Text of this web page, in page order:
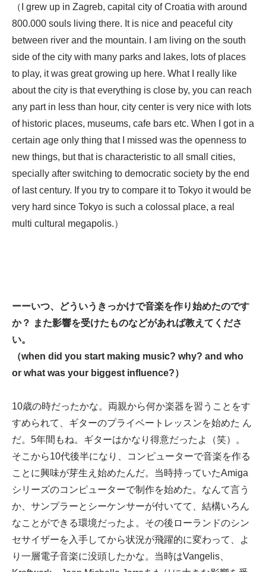
（I grew up in Zagreb, capital city of Croatia with around
800.000 souls living there. It is nice and peaceful city
between river and the mountain. I am living on the south
side of the city with many parks and lakes, lots of places
to play, it was great growing up here. What I really like
about the city is that everything is close by, you can reach
any part in less than hour, city center is very nice with lots
of historic places, museums, cafe bars etc. When I got in a
certain age only thing that I missed was the openness to
new things, but that is characteristic to all small cities,
specially after switching to democratic society by the end
of last century. If you try to compare it to Tokyo it would be
very hard since Tokyo is such a colossal place, a real
multi cultural megapolis.）
ーーいつ、どういうきっかけで音楽を作り始めたのです
か？ また影響を受けたものなどがあれば教えてくださ
い。
（when did you start making music? why? and who
or what was your biggest influence?）
10歳の時だったかな。両親から何か楽器を習うことをす
すめられて、ギターのプライベートレッスンを始めた ん
だ。5年間もね。ギターはかなり得意だったよ（笑）。
そこから10代後半になり、コンピューターで音楽を作る
ことに興味が芽生え始めたんだ。当時持っていたAmiga
シリーズのコンピューターで制作を始めた。なんて言う
か、サンプラーとシーケンサーが付いてて、結構いろん
なことができる環境だったよ。その後ローランドのシン
セサイザーを入手してから状況が飛躍的に変わって、よ
り一層電子音楽に没頭したかな。当時はVangelis、